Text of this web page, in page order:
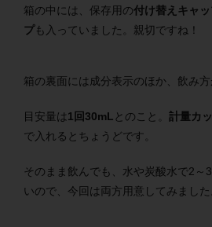
箱の中には、保存用の付け替えキャ
プも入っていました。親切ですね！
箱の裏面には成分表示のほか、飲み方
目安量は1回30mL とのこと。 計量カ
で入れるとちょうどです。
そのまま飲んでも、水や炭酸水で2～
いので、今回は両方用意してみました